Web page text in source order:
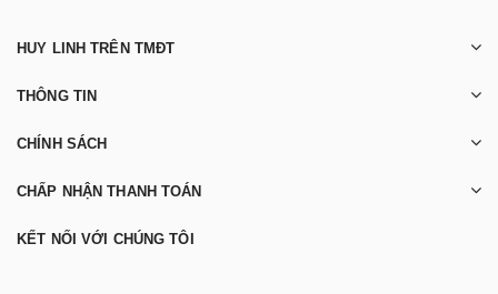
HUY LINH TRÊN TMĐT
THÔNG TIN
CHÍNH SÁCH
CHẤP NHẬN THANH TOÁN
KẾT NỐI VỚI CHÚNG TÔI